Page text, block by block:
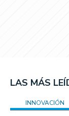
LAS MÁS
INNOVACIÓN